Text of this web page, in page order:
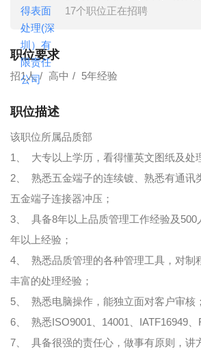
17个职位正在招聘
职位要求
招1人 高中 5年经验
职位描述
该职位所属品质部
1、 大专以上学历，看得懂英文图纸及处
2、 熟悉五金端子的连续镀、熟悉有通讯
五金端子连接器冲压；
3、 具备8年以上品质管理工作经验及500
年以上经验；
4、 熟悉品质管理的各种管理工具，对制
丰富的处理经验；
5、 熟悉电脑操作，能独立面对客户审核；
6、 熟悉ISO9001、14001、IATF16949、
7、 具备很强的责任心，做事有原则，讲